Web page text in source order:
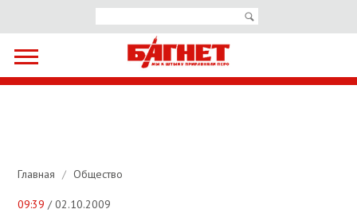
Главная / Общество
09:39 / 02.10.2009